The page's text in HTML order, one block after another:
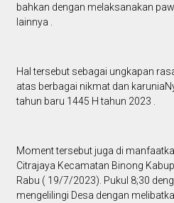
bahkan dengan melaksanakan
lainnya .
Hal tersebut sebagai ungkapan
atas berbagai nikmat dan
tahun baru 1445 H tahun 2023 .
Moment tersebut juga di
Citrajaya Kecamatan Binong
Rabu ( 19/7/2023). Pukul 8;30
mengelilingi Desa dengan